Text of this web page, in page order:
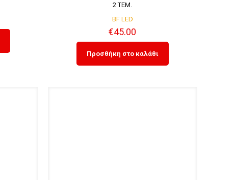
2 ΤΕΜ.
BF LED
€45.00
Προσθήκη στο καλάθι